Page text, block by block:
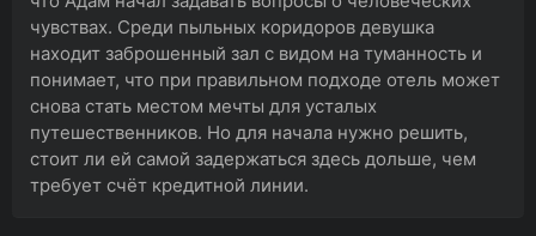
чувствах. Среди пыльных коридоров девушка
находит заброшенный зал с видом на туманность и
понимает, что при правильном подходе отель может
снова стать местом мечты для усталых
путешественников. Но для начала нужно решить,
стоит ли ей самой задержаться здесь дольше, чем
требует счёт кредитной линии.